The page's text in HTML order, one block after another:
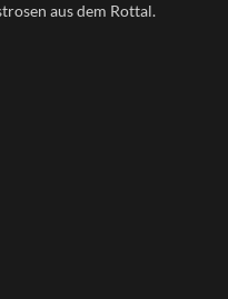
aus dem Rottal.